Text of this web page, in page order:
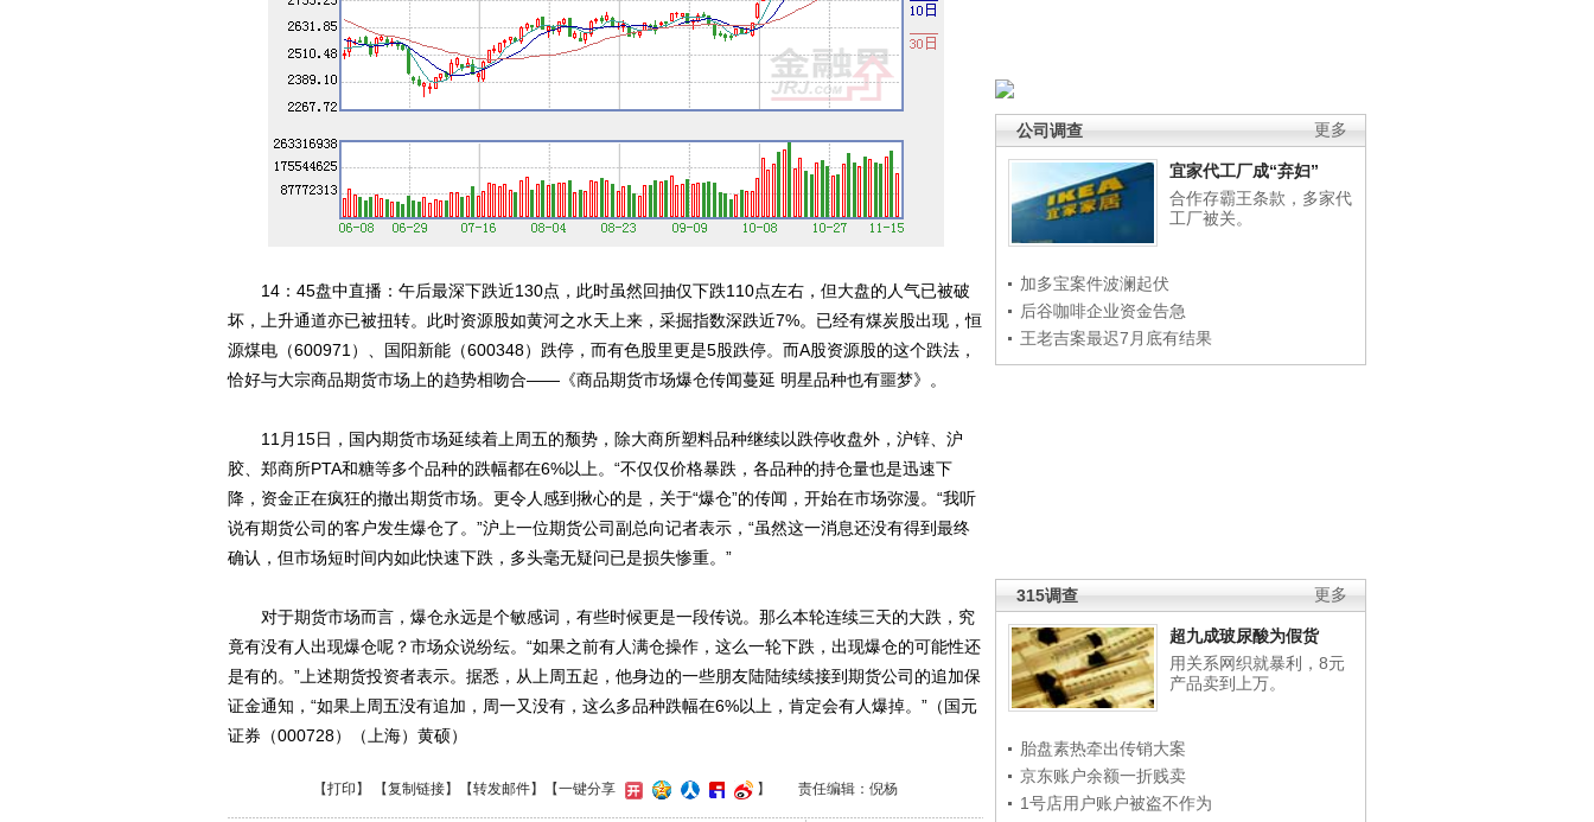
更多
公司调查
宜家代工厂成“弃妇”
合作存霸王条款，多家代
工厂被关。
加多宝案件波澜起伏
后谷咖啡企业资金告急
王老吉案最迟7月底有结果
更多
315调查
超九成玻尿酸为假货
用关系网织就暴利，8元
产品卖到上万。
胎盘素热牵出传销大案
京东账户余额一折贱卖
1号店用户账户被盗不作为
14：45盘中直播：午后最深下跌近130点，此时虽然回抽仅下跌110点左右，但大盘的人气已被破
坏，上升通道亦已被扭转。此时资源股如黄河之水天上来，采掘指数深跌近7%。已经有煤炭股出现，恒
源煤电（600971）、国阳新能（600348）跌停，而有色股里更是5股跌停。而A股资源股的这个跌法，
恰好与大宗商品期货市场上的趋势相吻合——《商品期货市场爆仓传闻蔓延 明星品种也有噩梦》。
11月15日，国内期货市场延续着上周五的颓势，除大商所塑料品种继续以跌停收盘外，沪锌、沪
胶、郑商所PTA和糖等多个品种的跌幅都在6%以上。“不仅仅价格暴跌，各品种的持仓量也是迅速下
降，资金正在疯狂的撤出期货市场。更令人感到揪心的是，关于“爆仓”的传闻，开始在市场弥漫。“我听
说有期货公司的客户发生爆仓了。”沪上一位期货公司副总向记者表示，“虽然这一消息还没有得到最终
确认，但市场短时间内如此快速下跌，多头毫无疑问已是损失惨重。”
对于期货市场而言，爆仓永远是个敏感词，有些时候更是一段传说。那么本轮连续三天的大跌，究
竟有没有人出现爆仓呢？市场众说纷纭。“如果之前有人满仓操作，这么一轮下跌，出现爆仓的可能性还
是有的。”上述期货投资者表示。据悉，从上周五起，他身边的一些朋友陆陆续续接到期货公司的追加保
证金通知，“如果上周五没有追加，周一又没有，这么多品种跌幅在6%以上，肯定会有人爆掉。”（国元
证券（000728）（上海）黄硕）
【打印 】 【复制链接】【转发邮件】 【一键分享 】 责任编辑：倪杨